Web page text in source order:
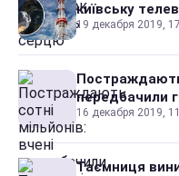
київську
19 декабря 2019,
Постраждають
передбачили
16 декабря 2019,
Таємниця